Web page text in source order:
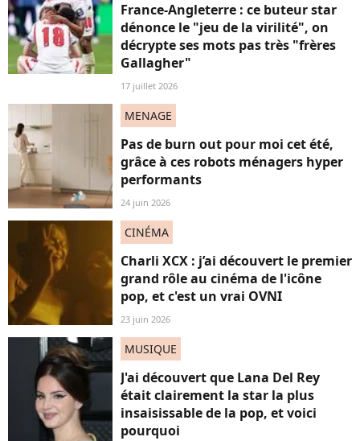
France-Angleterre : ce buteur star
dénonce le "jeu de la virilité", on
décrypte ses mots pas très "frères
Gallagher"
17 juillet 2026
MENAGE
Pas de burn out pour moi cet été,
grâce à ces robots ménagers hyper
performants
24 juin 2026
CINÉMA
Charli XCX : j’ai découvert le premier
grand rôle au cinéma de l'icône
pop, et c'est un vrai OVNI
23 juin 2026
MUSIQUE
J'ai découvert que Lana Del Rey
était clairement la star la plus
insaisissable de la pop, et voici
pourquoi